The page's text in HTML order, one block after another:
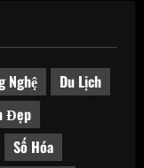
Nghệ
Du Lịch
Đẹp
Số Hóa